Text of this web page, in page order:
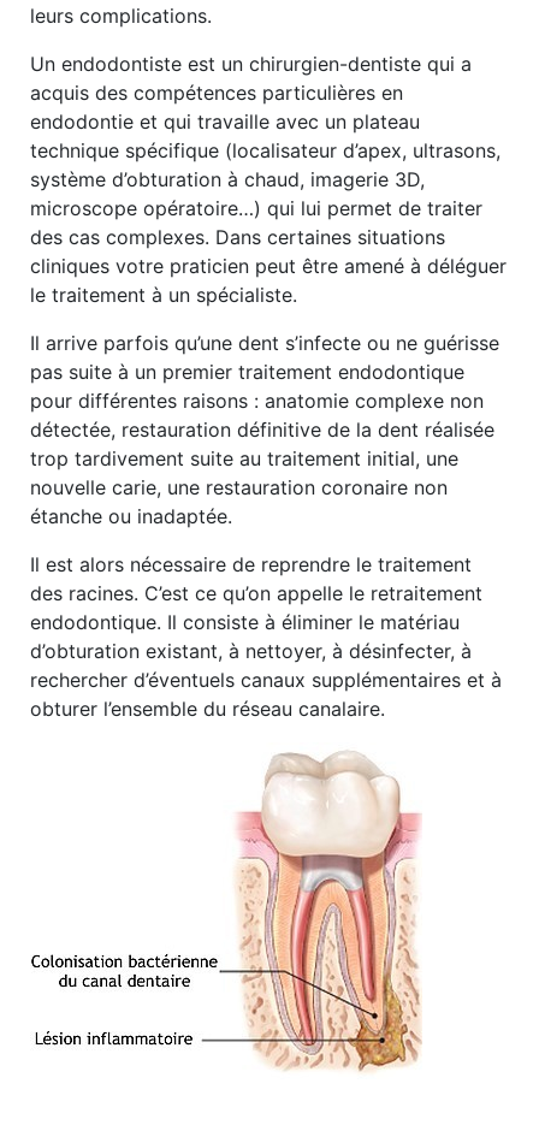
leurs complications.
Un endodontiste est un chirurgien-dentiste qui a
acquis des compétences particulières en
endodontie et qui travaille avec un plateau
technique spécifique (localisateur d’apex, ultrasons,
système d’obturation à chaud, imagerie 3D,
microscope opératoire…) qui lui permet de traiter
des cas complexes. Dans certaines situations
cliniques votre praticien peut être amené à déléguer
le traitement à un spécialiste.
Il arrive parfois qu’une dent s’infecte ou ne guérisse
pas suite à un premier traitement endodontique
pour différentes raisons : anatomie complexe non
détectée, restauration définitive de la dent réalisée
trop tardivement suite au traitement initial, une
nouvelle carie, une restauration coronaire non
étanche ou inadaptée.
Il est alors nécessaire de reprendre le traitement
des racines. C’est ce qu’on appelle le retraitement
endodontique. Il consiste à éliminer le matériau
d’obturation existant, à nettoyer, à désinfecter, à
rechercher d’éventuels canaux supplémentaires et à
obturer l’ensemble du réseau canalaire.